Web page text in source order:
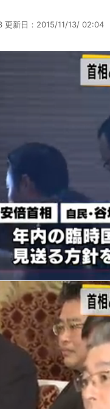
新日： 2015/11/13/ 02:04